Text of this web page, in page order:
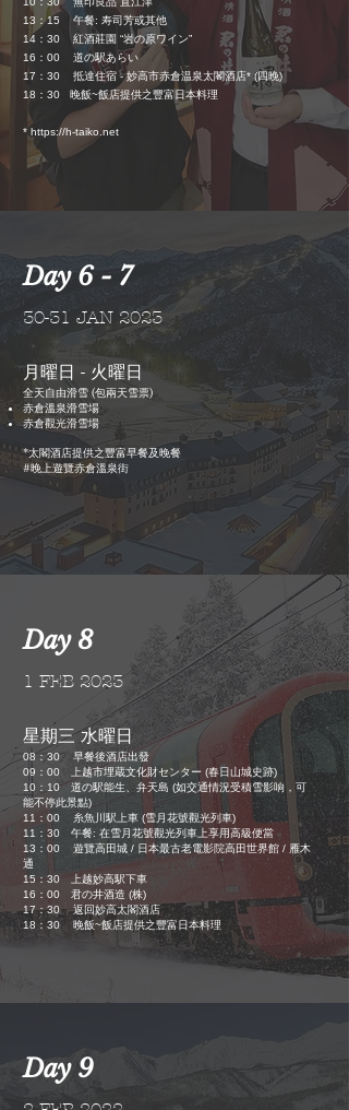
13 ：15 午餐: 寿司芳或其他
14 ： 30 紅酒莊園 “岩の原ワイン”
16 ： 00 道の駅あらい
17 ： 30 抵達住宿 -妙高市赤倉温泉太閣酒店*(四晚)
18 ： 30 晚飯~飯店提供之豐富日本料理
* https://h-taiko.net
Day 6 - 7
30-31 JAN 2023
月曜日 - 火曜日
全天自由滑雪 (包兩天雪票)
赤倉溫泉滑雪場
赤倉觀光滑雪場
*太閣酒店提供之豐富早餐及晚餐
#晚上遊覽赤倉溫泉街
Day 8
1 FEB 2023
星期三 水曜日
08 ：30 早餐後酒店出發
09：00 上越市埋蔵文化財センター (春日山城史跡)
10：10 道の駅能生、弁天島 (如交通情況受積雪影响，可
能不停此景點)
11：00 糸魚川駅上車 (雪月花號觀光列車)
11 ： 30 午餐: 在雪月花號觀光列車上享用高級便當
13 ： 00 遊覽高田城 / 日本最古老電影院高田世界館 / 雁木
通
15 ： 30 上越妙高駅下車
16 ： 00 君の井酒造 (株)
17：30 返回妙高太閣酒店
18 ： 30 晚飯~飯店提供之豐富日本料理
Day 9